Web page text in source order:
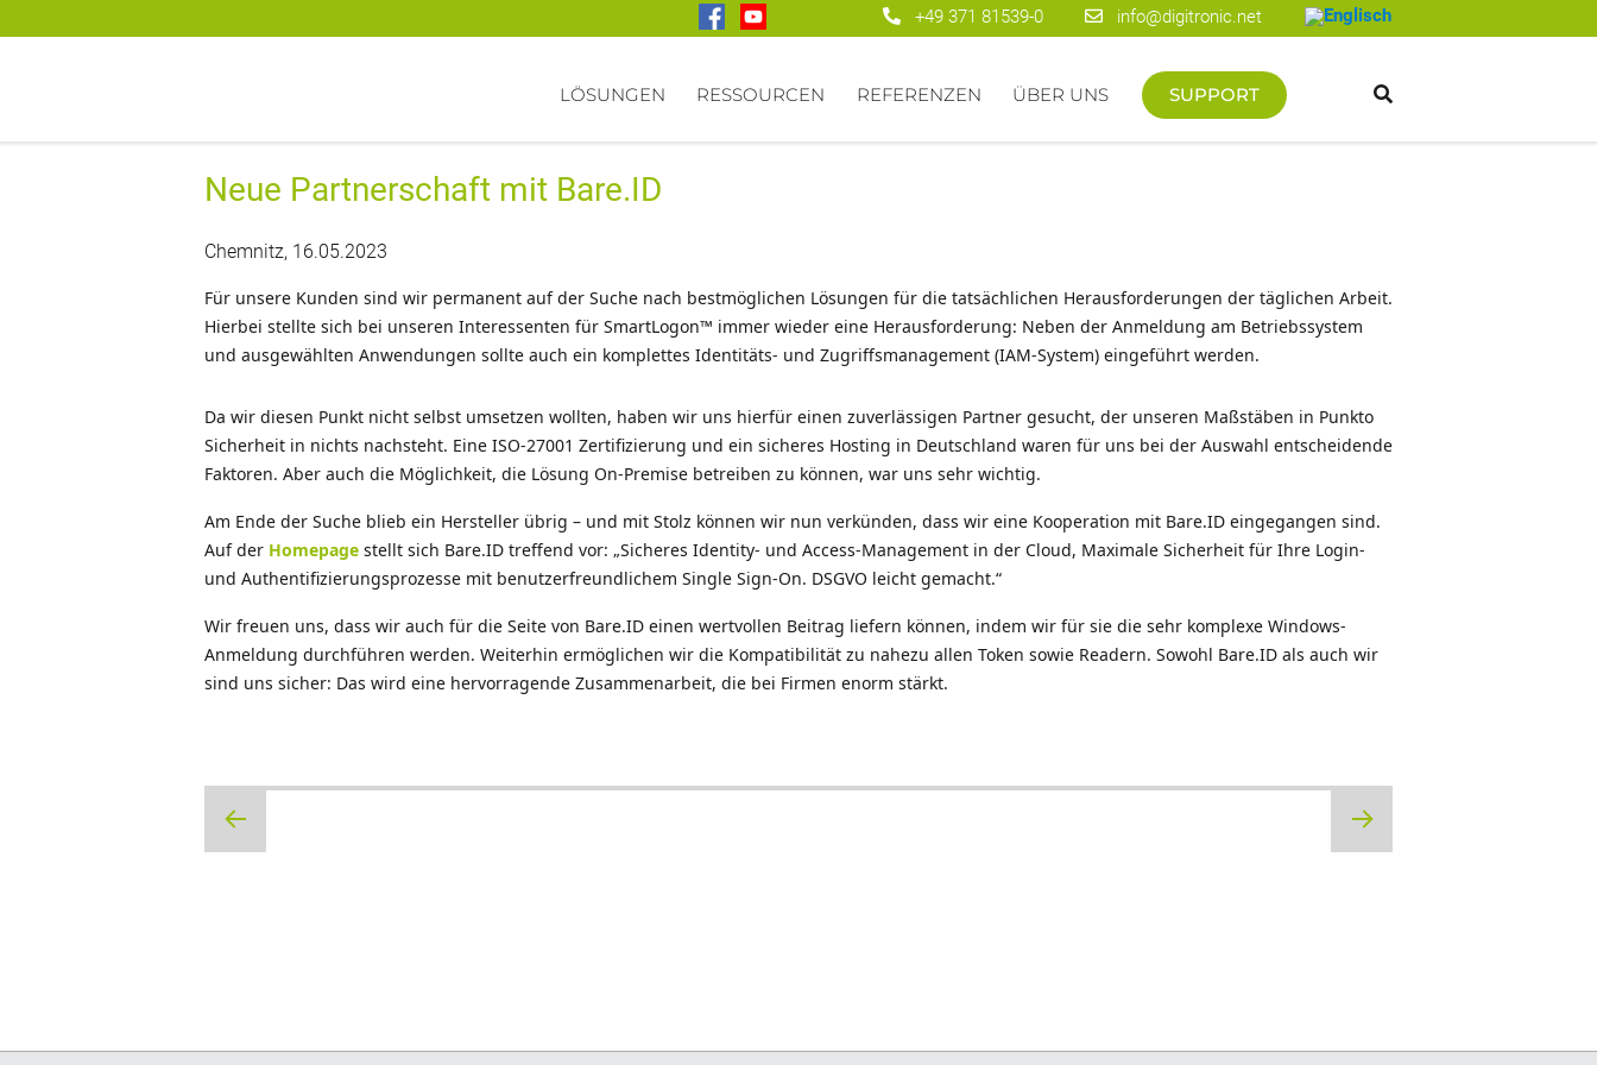
info@digitronic.net
+49 371 81539-0
LÖSUNGEN RESSOURCEN REFERENZEN ÜBER UNS SUPPORT
Neue Partnerschaft mit Bare.ID
Chemnitz, 16.05.2023
Für unsere Kunden sind wir permanent auf der Suche nach bestmöglichen Lösungen für die tatsächlichen Herausforderungen der täglichen Arbeit.
Hierbei stellte sich bei unseren Interessenten für SmartLogon™ immer wieder eine Herausforderung: Neben der Anmeldung am Betriebssystem
und ausgewählten Anwendungen sollte auch ein komplettes Identitäts- und Zugriffsmanagement (IAM-System) eingeführt werden.
Da wir diesen Punkt nicht selbst umsetzen wollten, haben wir uns hierfür einen zuverlässigen Partner gesucht, der unseren Maßstäben in Punkto
Sicherheit in nichts nachsteht. Eine ISO-27001 Zertifizierung und ein sicheres Hosting in Deutschland waren für uns bei der Auswahl entscheidende
Faktoren. Aber auch die Möglichkeit, die Lösung On-Premise betreiben zu können, war uns sehr wichtig.
Am Ende der Suche blieb ein Hersteller übrig – und mit Stolz können wir nun verkünden, dass wir eine Kooperation mit Bare.ID eingegangen sind.
Auf der Homepage stellt sich Bare.ID treffend vor: „Sicheres Identity- und Access-Management in der Cloud, Maximale Sicherheit für Ihre Login-
und Authentifizierungsprozesse mit benutzerfreundlichem Single Sign-On. DSGVO leicht gemacht.“
Wir freuen uns, dass wir auch für die Seite von Bare.ID einen wertvollen Beitrag liefern können, indem wir für sie die sehr komplexe Windows-
Anmeldung durchführen werden. Weiterhin ermöglichen wir die Kompatibilität zu nahezu allen Token sowie Readern. Sowohl Bare.ID als auch wir
sind uns sicher: Das wird eine hervorragende Zusammenarbeit, die bei Firmen enorm stärkt.
Beitragsnavigation